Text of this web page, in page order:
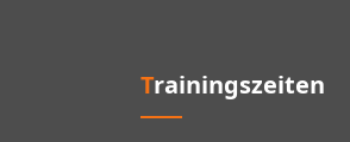
Trainingszeiten